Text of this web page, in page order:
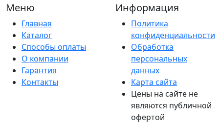
Меню
Главная
Каталог
Способы оплаты
О компании
Гарантия
Контакты
Информация
Политика
конфиденциальности
Обработка
персональных
данных
Карта сайта
Цены на сайте не
являются публичной
офертой